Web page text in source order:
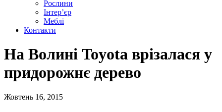
Рослини
Інтер’єр
Меблі
Контакти
На Волині Toyota врізалася у
придорожнє дерево
Жовтень 16, 2015